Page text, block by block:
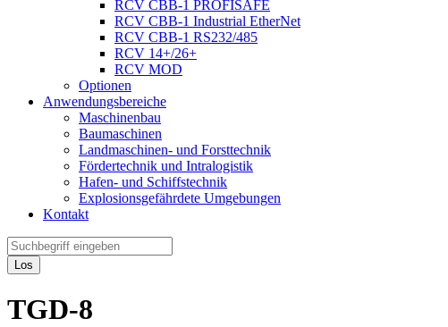
RCV CBB-1 PROFISAFE
RCV CBB-1 Industrial EtherNet
RCV CBB-1 RS232/485
RCV 14+/26+
RCV MOD
Optionen
Anwendungsbereiche
Maschinenbau
Baumaschinen
Landmaschinen- und Forsttechnik
Fördertechnik und Intralogistik
Hafen- und Schiffstechnik
Explosionsgefährdete Umgebungen
Kontakt
Los
TGD-8